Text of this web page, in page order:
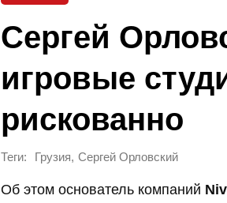
Сергей
игровые
рискованно
Теги: Грузия, Сергей Орловский
Об этом основатель компаний